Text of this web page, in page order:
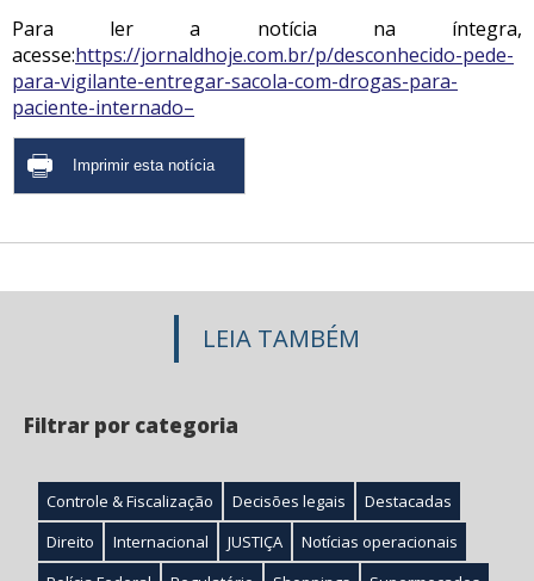
Para ler a notícia na íntegra,
acesse:https://jornaldhoje.com.br/p/desconhecido-pede-
para-vigilante-entregar-sacola-com-drogas-para-
paciente-internado–
LEIA TAMBÉM
Filtrar por categoria
Controle & Fiscalização Decisões legais
Destacadas
Direito
Internacional JUSTIÇA
Notícias operacionais